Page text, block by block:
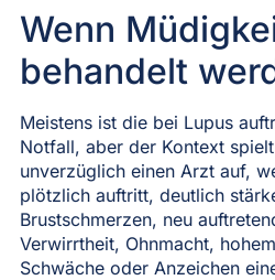
Wenn
behandelt
Meistens ist die bei Lupus
Notfall, aber der Kontext
unverzüglich einen Arzt auf,
plötzlich auftritt, deutlich
Brustschmerzen, neu
Verwirrtheit, Ohnmacht,
Schwäche oder Anzeichen